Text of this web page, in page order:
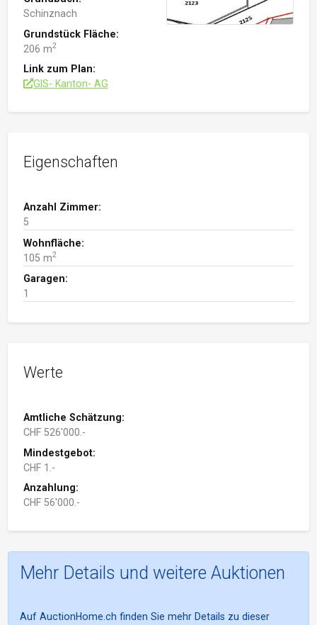
Schinznach
Grundstück Fläche:
206 m2
Link zum Plan:
GIS- Kanton- AG
Eigenschaften
Anzahl Zimmer:
5
Wohnfläche:
105 m2
Garagen:
1
Werte
Amtliche Schätzung:
CHF 526'000.-
Mindestgebot:
CHF 1.-
Anzahlung:
CHF 56'000.-
Mehr Details und weitere Auktionen
Auf AuctionHome.ch finden Sie mehr Details zu dieser